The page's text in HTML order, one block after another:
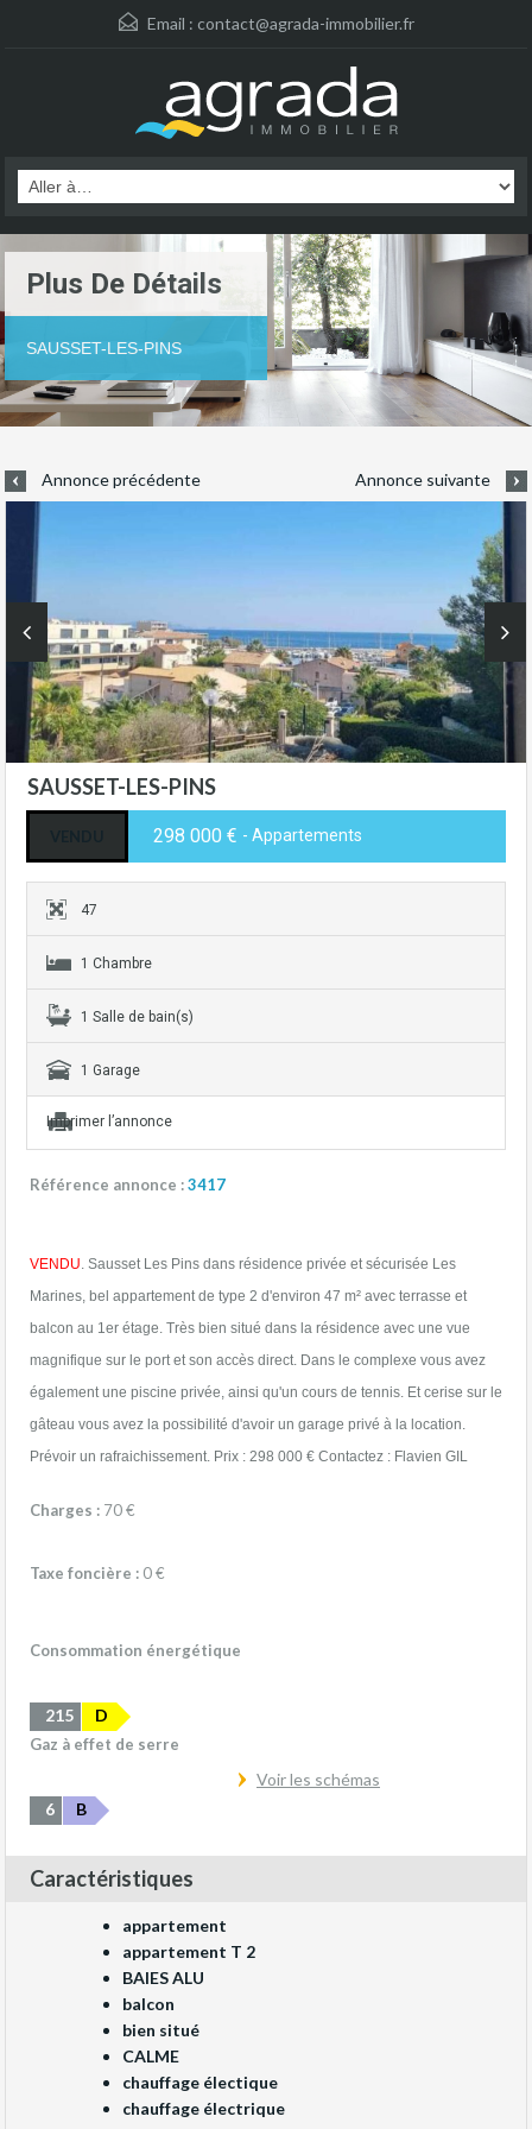
Email : contact@agrada-immobilier.fr
Plus De Détails
SAUSSET-LES-PINS
Annonce précédente Annonce suivante
SAUSSET-LES-PINS
298 000 € - Appartements
47
1 Chambre
1 Salle de bain(s)
1 Garage
Imprimer l’annonce
Référence annonce :3417
VENDU. Sausset Les Pins dans résidence privée et sécurisée Les
Marines, bel appartement de type 2 d'environ 47 m² avec terrasse et
balcon au 1er étage. Très bien situé dans la résidence avec une vue
magnifique sur le port et son accès direct. Dans le complexe vous avez
également une piscine privée, ainsi qu'un cours de tennis. Et cerise sur le
gâteau vous avez la possibilité d'avoir un garage privé à la location.
Prévoir un rafraichissement. Prix : 298 000 € Contactez : Flavien GIL
Charges : 70 €
Taxe foncière : 0 €
Consommation énergétique
215 D
Gaz à effet de serre
6 B
Voir les schémas
Caractéristiques
appartement
appartement T 2
BAIES ALU
balcon
bien situé
CALME
chauffage électique
chauffage électrique